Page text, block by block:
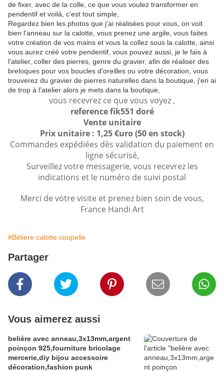
de fixer, avec de la colle, ce que vous voulez transformer en
pendentif et voilà, c'est tout simple,
Regardez bien les photos que j'ai réalisées pour vous, on voit
bien l'anneau sur la calotte, vous prenez une argile, vous faites
votre création de vos mains et vous la collez sous la calotte, ainsi
vous aurez créé votre pendentif, vous pouvez aussi, je le fais à
l'atelier, coller des pierres, genre du gravier, afin de réaliser des
breloques pour vos boucles d'oreilles ou votre décoration, vous
trouverez du gravier de pierres naturelles dans la boutique, j'en ai
de trop à l'atelier alors je mets dans la boutique,
vous recevrez ce que vous voyez ,
reference fik551 doré
Vente unitaire
Prix unitaire : 1,25 €uro (50 en stock)
Commandes expédiées dès validation du paiement en
ligne sécurisé,
Surveillez votre messagerie, vous recevrez les
indications et le numéro de suivi postal
Merci de votre visite et prenez bien soin de vous,
France Handi Art
#Bélière calotte coupelle
Partager
Vous aimerez aussi
belière avec anneau,3x13mm,argent
poinçon 925,fourniture bricolage
mercerie,diy bijou accessoire
décoration,fashion punk